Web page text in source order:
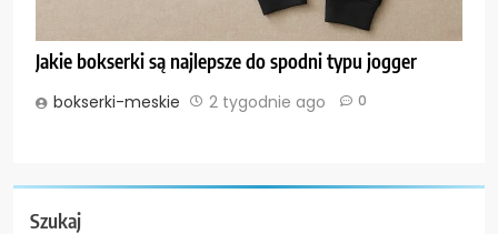
Jakie bokserki są najlepsze do spodni typu jogger
bokserki-meskie 2 tygodnie ago 0
Szukaj